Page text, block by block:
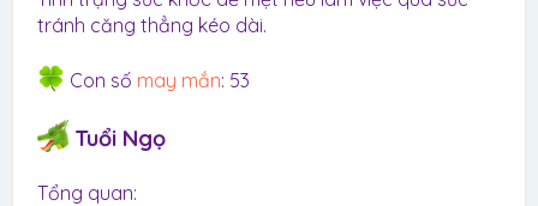
tránh căng thẳng kéo dài.
Con số may mắn: 53
Tuổi Ngọ
Tổng quan: